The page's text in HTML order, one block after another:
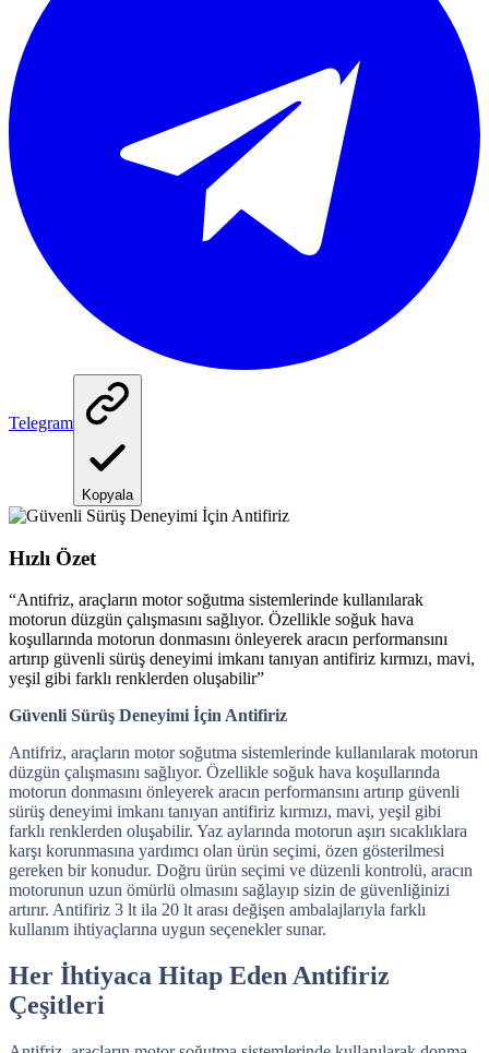
Telegram
Kopyala
Hızlı Özet
“Antifriz, araçların motor soğutma sistemlerinde kullanılarak
motorun düzgün çalışmasını sağlıyor. Özellikle soğuk hava
koşullarında motorun donmasını önleyerek aracın performansını
artırıp güvenli sürüş deneyimi imkanı tanıyan antifiriz kırmızı, mavi,
yeşil gibi farklı renklerden oluşabilir”
Güvenli Sürüş Deneyimi İçin Antifiriz
Antifriz, araçların motor soğutma sistemlerinde kullanılarak motorun
düzgün çalışmasını sağlıyor. Özellikle soğuk hava koşullarında
motorun donmasını önleyerek aracın performansını artırıp güvenli
sürüş deneyimi imkanı tanıyan antifiriz kırmızı, mavi, yeşil gibi
farklı renklerden oluşabilir. Yaz aylarında motorun aşırı sıcaklıklara
karşı korunmasına yardımcı olan ürün seçimi, özen gösterilmesi
gereken bir konudur. Doğru ürün seçimi ve düzenli kontrolü, aracın
motorunun uzun ömürlü olmasını sağlayıp sizin de güvenliğinizi
artırır. Antifiriz 3 lt ila 20 lt arası değişen ambalajlarıyla farklı
kullanım ihtiyaçlarına uygun seçenekler sunar.
Her İhtiyaca Hitap Eden Antifiriz
Çeşitleri